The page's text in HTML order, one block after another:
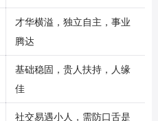
才华横溢，独立自主，事业
腾达
基础稳固，贵人扶持，人缘
佳
社交易遇小人，需防口舌是